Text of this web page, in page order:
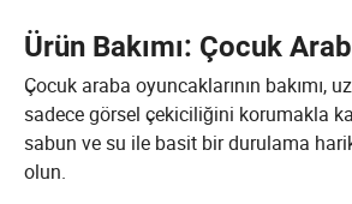
Ürün Bakımı: Çocuk
Çocuk araba oyuncaklarının bakımı,
sadece görsel çekiciliğini korumakla
sabun ve su ile basit bir durulama
olun.